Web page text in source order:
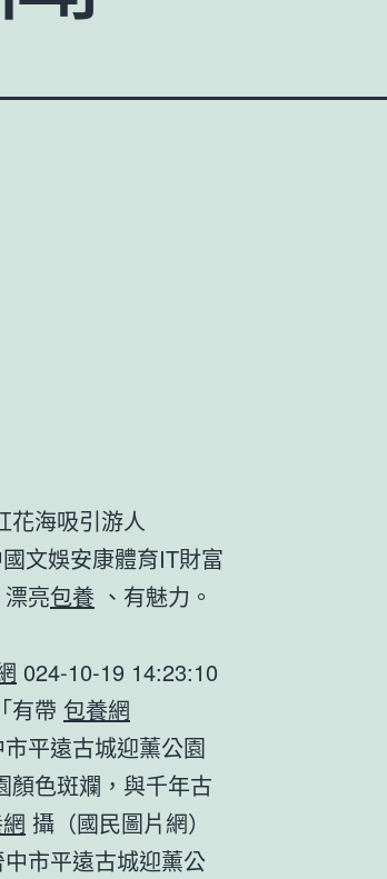
花海吸引游人
文娛安康體育IT財富
亮包養 、有魅力。
024-10-19 14:23:10
有帶 包養網
平遠古城迎薰公園
顏色斑斕，與千年古
攝（國民圖片網）
中市平遠古城迎薰公